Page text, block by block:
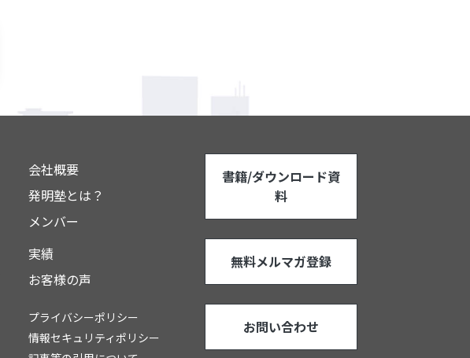
会社概要
発明塾とは？
メンバー
実績
お客様の声
プライバシーポリシー
情報セキュリティポリシー
書籍/ダウンロード資
料
無料メルマガ登録
お問い合わせ